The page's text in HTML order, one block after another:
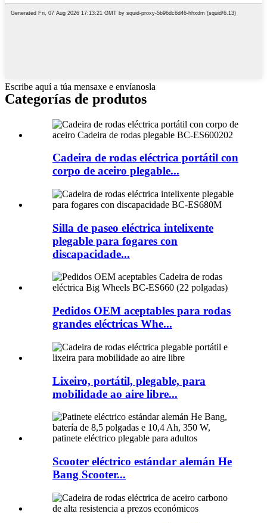
Escribe aquí a túa mensaxe e envíanosla
Categorías de produtos
Cadeira de rodas eléctrica portátil con
corpo de aceiro plegable...
Silla de paseo eléctrica intelixente
plegable para fogares con
discapacidade...
Pedidos OEM aceptables para rodas
grandes eléctricas Whe...
Lixeiro, portátil, plegable, para
mobilidade ao aire libre...
Scooter eléctrico estándar alemán He
Bang Scooter...